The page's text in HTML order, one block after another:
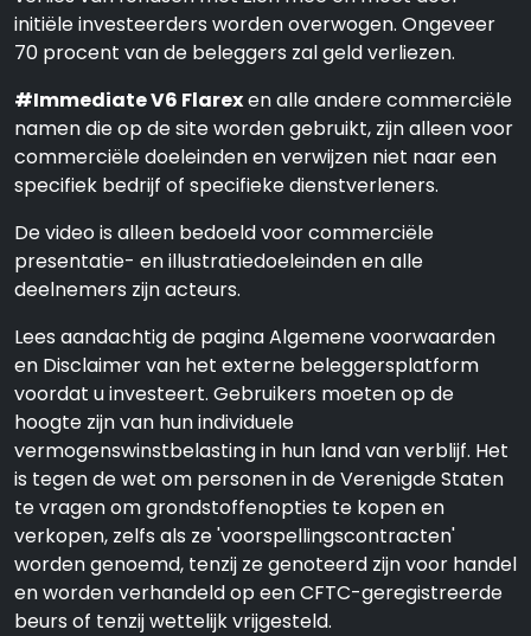
initiële investeerders worden overwogen. Ongeveer
70 procent van de beleggers zal geld verliezen.
#Immediate V6 Flarexen alle andere commerciële
namen die op de site worden gebruikt, zijn alleen voor
commerciële doeleinden en verwijzen niet naar een
specifiek bedrijf of specifieke dienstverleners.
De video is alleen bedoeld voor commerciële
presentatie- en illustratiedoeleinden en alle
deelnemers zijn acteurs.
Lees aandachtig de pagina Algemene voorwaarden
en Disclaimer van het externe beleggersplatform
voordat u investeert. Gebruikers moeten op de
hoogte zijn van hun individuele
vermogenswinstbelasting in hun land van verblijf. Het
is tegen de wet om personen in de Verenigde Staten
te vragen om grondstoffenopties te kopen en
verkopen, zelfs als ze 'voorspellingscontracten'
worden genoemd, tenzij ze genoteerd zijn voor handel
en worden verhandeld op een CFTC-geregistreerde
beurs of tenzij wettelijk vrijgesteld.